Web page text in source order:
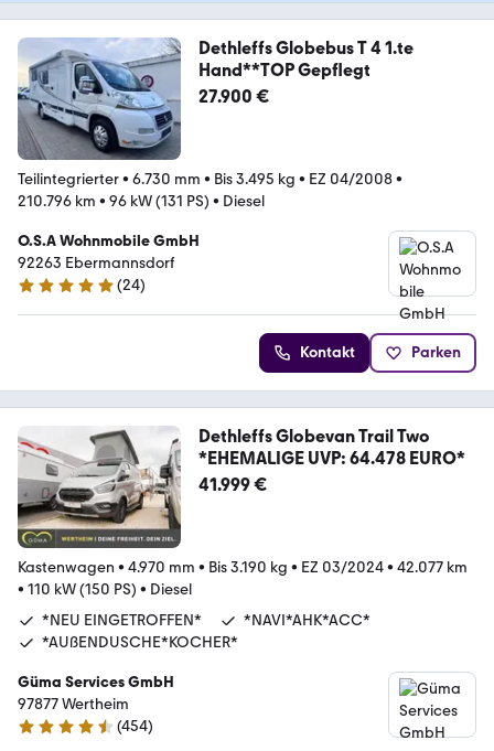
Dethleffs Globebus T 4 1.te
Hand**TOP Gepflegt
27.900 €
Teilintegrierter• 6.730 mm • Bis 3.495 kg • EZ 04/2008•
210.796 km • 96 kW (131 PS) • Diesel
O.S.A Wohnmobile GmbH
92263 Ebermannsdorf
4.8 Sterne
(24)
Kontakt Parken
Dethleffs Globevan Trail Two
*EHEMALIGE UVP: 64.478 EURO*
41.999 €
Kastenwagen • 4.970 mm • Bis 3.190 kg • EZ 03/2024• 42.077 km
• 110 kW (150 PS) • Diesel
*NEU EINGETROFFEN*
*NAVI*AHK*ACC*
*AUßENDUSCHE*KOCHER*
Güma Services GmbH
97877 Wertheim
4.7 Sterne
(454)